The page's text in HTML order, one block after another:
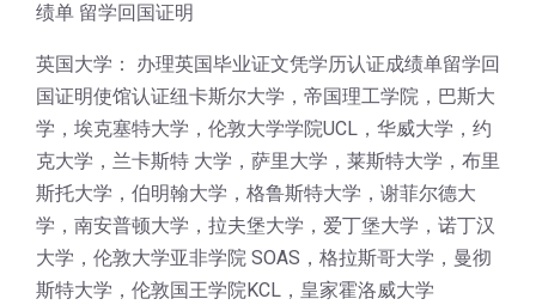
绩单 留学回国证明
英国大学： 办理英国毕业证文凭学历认证成绩单留学回
国证明使馆认证纽卡斯尔大学，帝国理工学院，巴斯大
学，埃克塞特大学，伦敦大学学院UCL，华威大学，约
克大学，兰卡斯特 大学，萨里大学，莱斯特大学，布里
斯托大学，伯明翰大学，格鲁斯特大学，谢菲尔德大
学，南安普顿大学，拉夫堡大学，爱丁堡大学，诺丁汉
大学，伦敦大学亚非学院 SOAS，格拉斯哥大学，曼彻
斯特大学，伦敦国王学院KCL，皇家霍洛威大学